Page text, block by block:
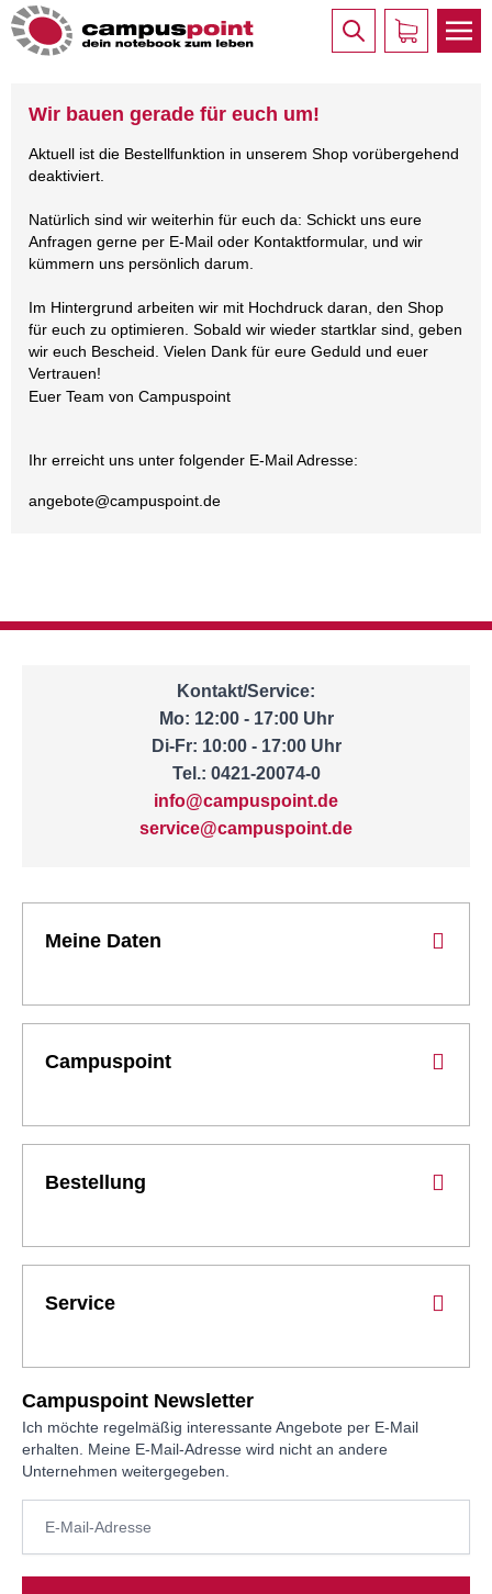
Wir bauen gerade für euch um!
Aktuell ist die Bestellfunktion in unserem Shop vorübergehend
deaktiviert.
Natürlich sind wir weiterhin für euch da: Schickt uns eure
Anfragen gerne per E-Mail oder Kontaktformular, und wir
kümmern uns persönlich darum.
Im Hintergrund arbeiten wir mit Hochdruck daran, den Shop
für euch zu optimieren. Sobald wir wieder startklar sind, geben
wir euch Bescheid. Vielen Dank für eure Geduld und euer
Vertrauen!
Euer Team von Campuspoint
Ihr erreicht uns unter folgender E-Mail Adresse:
angebote@campuspoint.de
Kontakt/Service:
Mo: 12:00 - 17:00 Uhr
Di-Fr: 10:00 - 17:00 Uhr
Tel.: 0421-20074-0
info@campuspoint.de
service@campuspoint.de
Meine Daten
Campuspoint
Bestellung
Service
Campuspoint Newsletter
Ich möchte regelmäßig interessante Angebote per E-Mail
erhalten. Meine E-Mail-Adresse wird nicht an andere
Unternehmen weitergegeben.